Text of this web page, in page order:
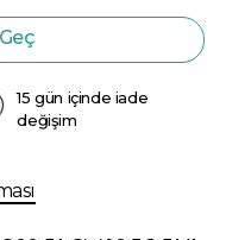
15 gün içinde iade
değişim